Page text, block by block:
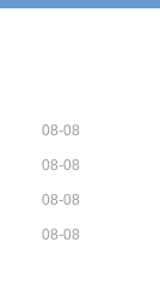
08-08
08-08
08-08
08-08